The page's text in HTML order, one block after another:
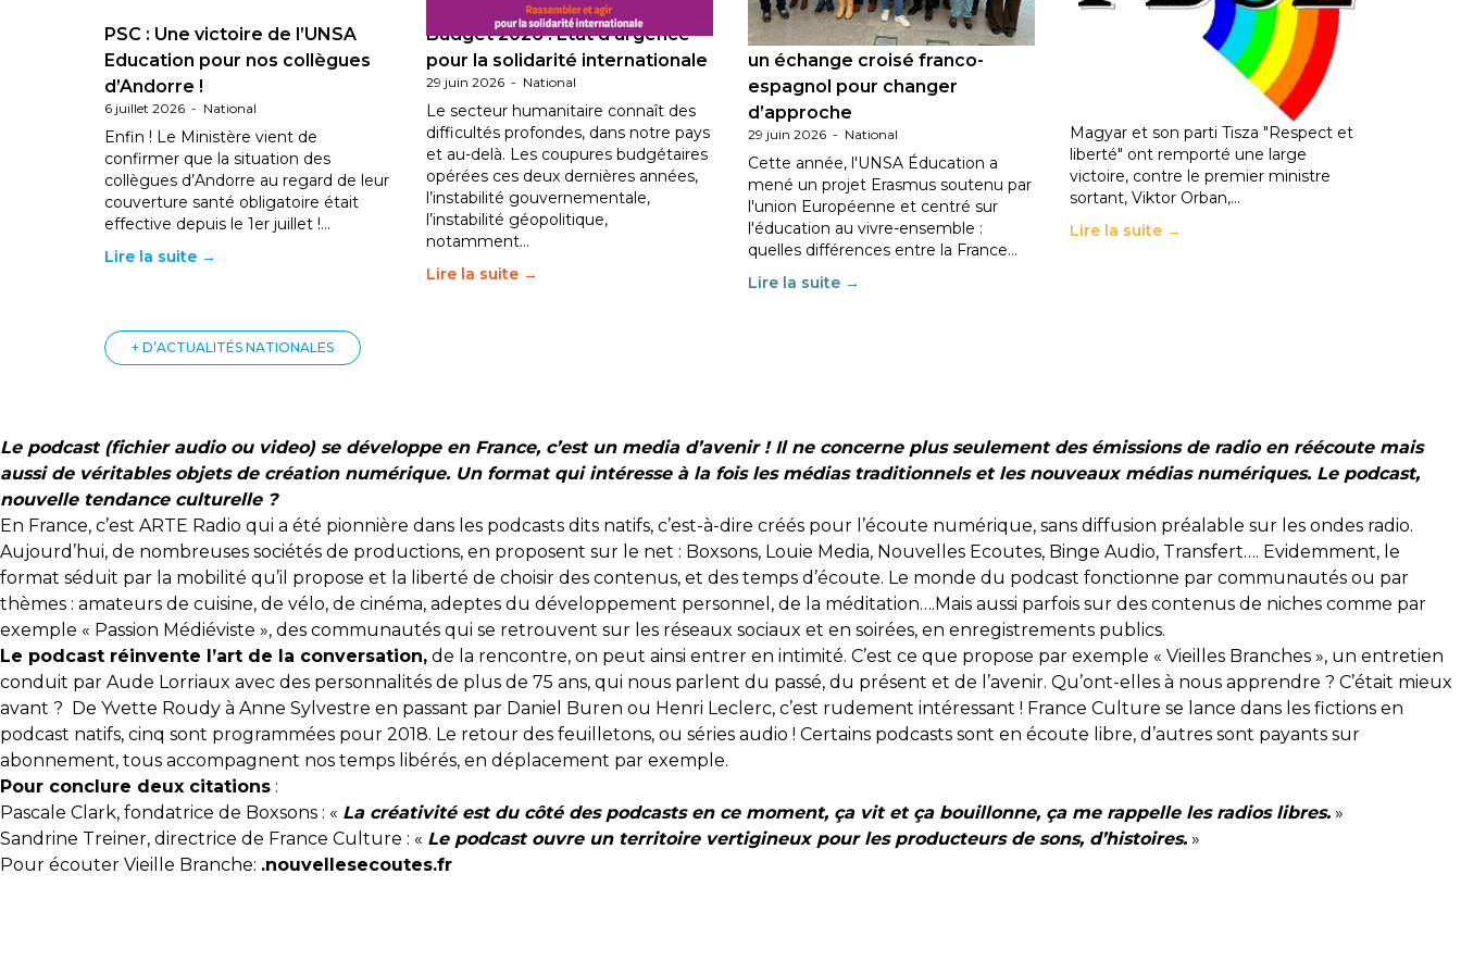
PSC : Une victoire de l’UNSA
Education pour nos collègues
d’Andorre !
6 juillet 2026 - National
Enfin ! Le Ministère vient de
confirmer que la situation des
collègues d’Andorre au regard de leur
couverture santé obligatoire était
effective depuis le 1er juillet !…
Lire la suite →
Budget 2026 : État d’urgence
pour la solidarité internationale
29 juin 2026 - National
Le secteur humanitaire connaît des
difficultés profondes, dans notre pays
et au-delà. Les coupures budgétaires
opérées ces deux dernières années,
l’instabilité gouvernementale,
l’instabilité géopolitique,
notamment…
Lire la suite →
Éducation au vivre-ensemble :
un échange croisé franco-
espagnol pour changer
d’approche
29 juin 2026 - National
Cette année, l'UNSA Éducation a
mené un projet Erasmus soutenu par
l'union Européenne et centré sur
l'éducation au vivre-ensemble :
quelles différences entre la France…
Lire la suite →
Hongrie : du changement pour
les politiques éducatives, aussi !
En Hongrie, le conservateur Peter
Magyar et son parti Tisza "Respect et
liberté" ont remporté une large
victoire, contre le premier ministre
sortant, Viktor Orban,…
Lire la suite →
+ D’ACTUALITÉS NATIONALES
Le podcast (fichier audio ou video) se développe en France, c’est un media d’avenir ! Il ne concerne plus seulement des émissions de radio en réécoute mais
aussi de véritables objets de création numérique. Un format qui intéresse à la fois les médias traditionnels et les nouveaux médias numériques. Le podcast,
nouvelle tendance culturelle ?
En France, c’est ARTE Radio qui a été pionnière dans les podcasts dits natifs, c’est-à-dire créés pour l’écoute numérique, sans diffusion préalable sur les ondes radio.
Aujourd’hui, de nombreuses sociétés de productions, en proposent sur le net : Boxsons, Louie Media, Nouvelles Ecoutes, Binge Audio, Transfert…. Evidemment, le
format séduit par la mobilité qu’il propose et la liberté de choisir des contenus, et des temps d’écoute. Le monde du podcast fonctionne par communautés ou par
thèmes : amateurs de cuisine, de vélo, de cinéma, adeptes du développement personnel, de la méditation….Mais aussi parfois sur des contenus de niches comme par
exemple « Passion Médiéviste », des communautés qui se retrouvent sur les réseaux sociaux et en soirées, en enregistrements publics.
Le podcast réinvente l’art de la conversation, de la rencontre, on peut ainsi entrer en intimité. C’est ce que propose par exemple « Vieilles Branches », un entretien
conduit par Aude Lorriaux avec des personnalités de plus de 75 ans, qui nous parlent du passé, du présent et de l’avenir. Qu’ont-elles à nous apprendre ? C’était mieux
avant ? De Yvette Roudy à Anne Sylvestre en passant par Daniel Buren ou Henri Leclerc, c’est rudement intéressant ! France Culture se lance dans les fictions en
podcast natifs, cinq sont programmées pour 2018. Le retour des feuilletons, ou séries audio ! Certains podcasts sont en écoute libre, d’autres sont payants sur
abonnement, tous accompagnent nos temps libérés, en déplacement par exemple.
Pour conclure deux citations :
Pascale Clark, fondatrice de Boxsons : « La créativité est du côté des podcasts en ce moment, ça vit et ça bouillonne, ça me rappelle les radios libres. »
Sandrine Treiner, directrice de France Culture : « Le podcast ouvre un territoire vertigineux pour les producteurs de sons, d’histoires. »
Pour écouter Vieille Branche: .nouvellesecoutes.fr